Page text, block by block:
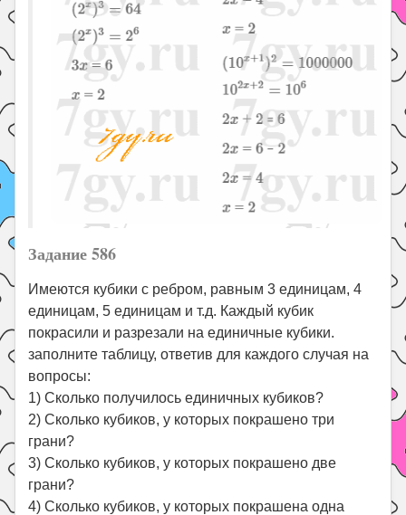
Задание 586
Имеются кубики с ребром, равным 3 единицам, 4
единицам, 5 единицам и т.д. Каждый кубик
покрасили и разрезали на единичные кубики.
заполните таблицу, ответив для каждого случая на
вопросы:
1) Сколько получилось единичных кубиков?
2) Сколько кубиков, у которых покрашено три
грани?
3) Сколько кубиков, у которых покрашено две
грани?
4) Сколько кубиков, у которых покрашена одна